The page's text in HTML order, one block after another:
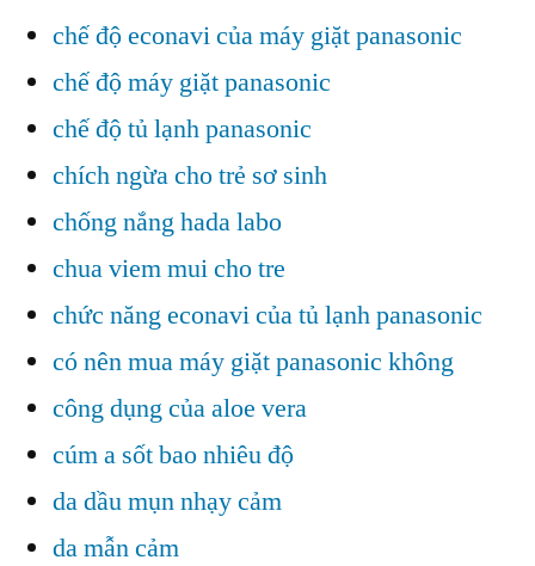
chế độ econavi của máy giặt panasonic
chế độ máy giặt panasonic
chế độ tủ lạnh panasonic
chích ngừa cho trẻ sơ sinh
chống nắng hada labo
chua viem mui cho tre
chức năng econavi của tủ lạnh panasonic
có nên mua máy giặt panasonic không
công dụng của aloe vera
cúm a sốt bao nhiêu độ
da dầu mụn nhạy cảm
da mẫn cảm